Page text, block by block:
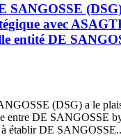
SANGOSSE
avec
entité DE
(DSG) a le
entre DE SANGOSSE
établir DE